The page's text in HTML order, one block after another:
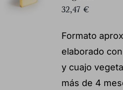
32,47 €
Formato
elaborado
y cuajo
más de 4